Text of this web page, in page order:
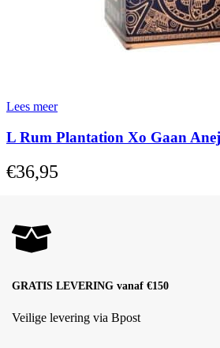
Lees meer
L Rum Plantation Xo Gaan
€36,95
GRATIS LEVERING vanaf €150
Veilige levering via Bpost